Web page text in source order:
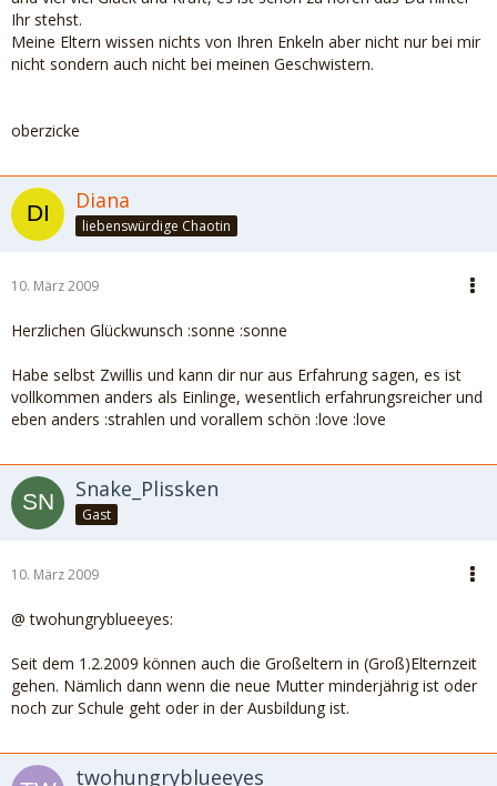
Ihr stehst.
Meine Eltern wissen nichts von Ihren Enkeln aber nicht nur bei mir
nicht sondern auch nicht bei meinen Geschwistern.
oberzicke
Diana
liebenswürdige Chaotin
10. März 2009
Herzlichen Glückwunsch :sonne :sonne
Habe selbst Zwillis und kann dir nur aus Erfahrung sagen, es ist
vollkommen anders als Einlinge, wesentlich erfahrungsreicher und
eben anders :strahlen und vorallem schön :love :love
Snake_Plissken
Gast
10. März 2009
@ twohungryblueeyes:
Seit dem 1.2.2009 können auch die Großeltern in (Groß)Elternzeit
gehen. Nämlich dann wenn die neue Mutter minderjährig ist oder
noch zur Schule geht oder in der Ausbildung ist.
twohungryblueeyes